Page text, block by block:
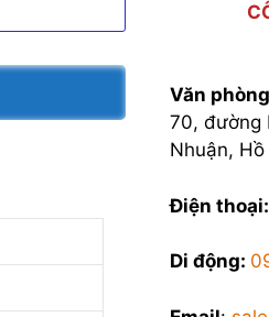
Văn
70, đường
Nhuận,
Điện thoại:
Di động: